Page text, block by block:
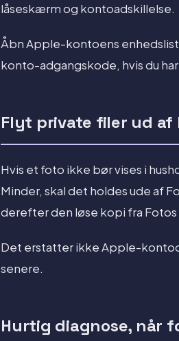
låseskærm og kontoadskillelse.
Åbn Apple-kontoens
konto-adgangskode, hvis du
Flyt private filer ud af
Hvis et foto ikke bør vises i
Minder, skal det holdes ude af
derefter den løse kopi fra
Det erstatter ikke Apple-
senere.
Hurtig diagnose, når